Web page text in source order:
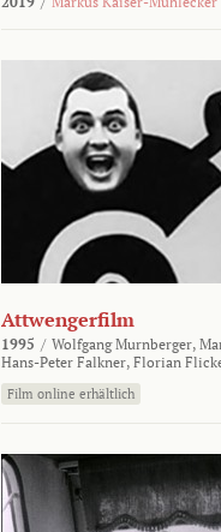
Attwengerfilm
1995 / Wolfgang Murnberger,
Hans-Peter Falkner, Florian
Film online erhältlich